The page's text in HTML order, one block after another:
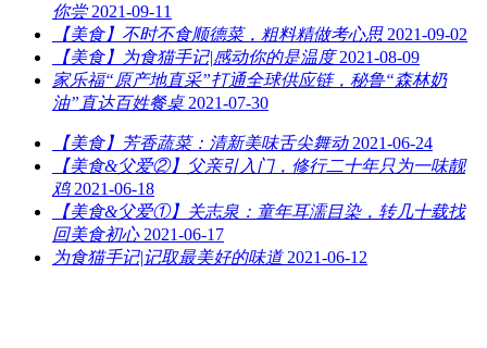
你尝 2021-09-11
【美食】不时不食顺德菜，粗料精做考心思 2021-09-02
【美食】为食猫手记|感动你的是温度 2021-08-09
家乐福“原产地直采”打通全球供应链，秘鲁“森林奶
油”直达百姓餐桌 2021-07-30
【美食】芳香蔬菜：清新美味舌尖舞动 2021-06-24
【美食&父爱②】父亲引入门，修行二十年只为一味靓
鸡 2021-06-18
【美食&父爱①】关志泉：童年耳濡目染，转几十载找
回美食初心 2021-06-17
为食猫手记|记取最美好的味道 2021-06-12